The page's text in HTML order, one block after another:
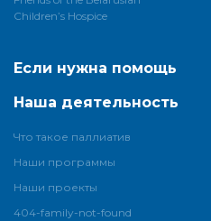
Children’s Hospice
Если нужна помощь
Наша деятельность
Что такое паллиатив
Наши программы
Наши проекты
404-family-not-found